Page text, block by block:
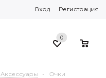
Вход Регистрация
0
Аксессуары - Очки